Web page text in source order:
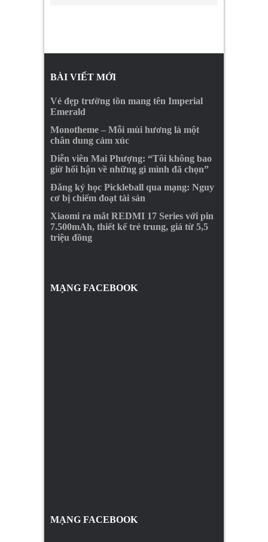
BÀI VIẾT MỚI
Vẻ đẹp trường tồn mang tên Imperial
Emerald
Monotheme – Mỗi mùi hương là một
chân dung cảm xúc
Diễn viên Mai Phượng: “Tôi không bao
giờ hối hận về những gì mình đã chọn”
Đăng ký học Pickleball qua mạng: Nguy
cơ bị chiếm đoạt tài sản
Xiaomi ra mắt REDMI 17 Series với pin
7.500mAh, thiết kế trẻ trung, giá từ 5,5
triệu đồng
MẠNG FACEBOOK
MẠNG FACEBOOK